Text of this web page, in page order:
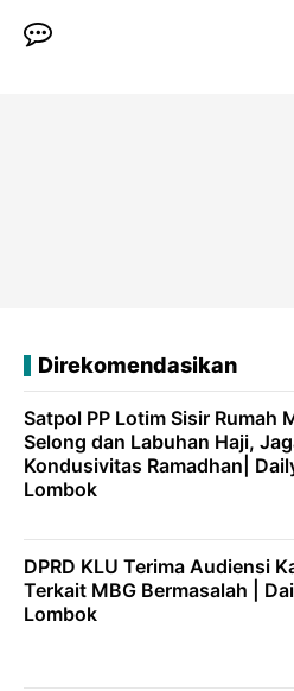
Direkomendasikan
Satpol PP Lotim Sisir Rumah
Selong dan Labuhan Haji,
Kondusivitas Ramadhan|
Lombok
DPRD KLU Terima Audiensi
Terkait MBG Bermasalah |
Lombok